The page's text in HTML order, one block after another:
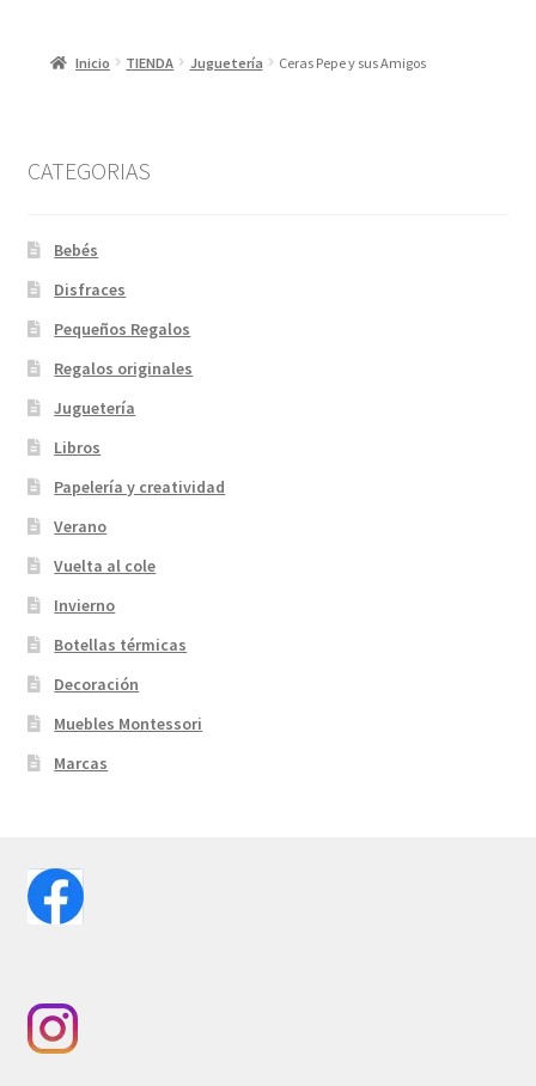
Inicio TIENDA Juguetería Ceras Pepe y sus Amigos
CATEGORIAS
Bebés
Disfraces
Pequeños Regalos
Regalos originales
Juguetería
Libros
Papelería y creatividad
Verano
Vuelta al cole
Invierno
Botellas térmicas
Decoración
Muebles Montessori
Marcas